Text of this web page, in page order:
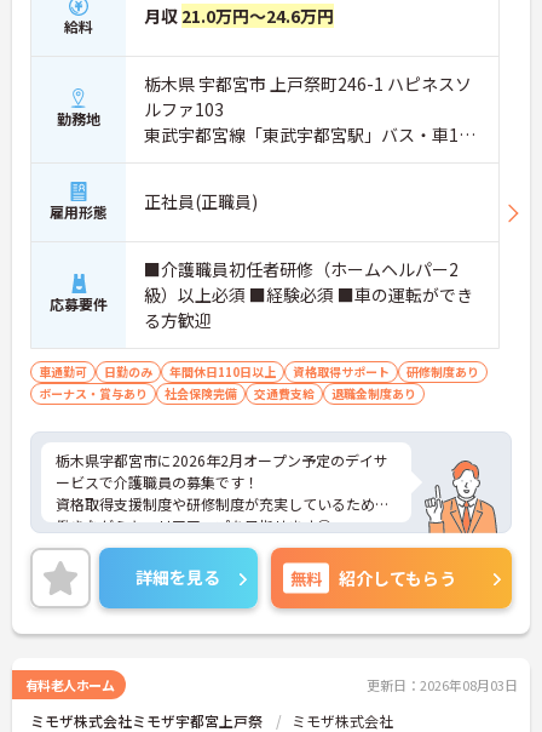
給料 月収 21.0万円～24.6万円
勤務地
栃木県 宇都宮市 上戸祭町246-1 ハピネスソ
ルファ103
東武宇都宮線「東武宇都宮駅」バス・車14
分
雇用形態 正社員(正職員)
応募要件
■介護職員初任者研修（ホームヘルパー2
級）以上必須 ■経験必須 ■車の運転ができ
る方歓迎
車通勤可 日勤のみ 年間休日110日以上 資格取得サポート
研修制度あり
ボーナス・賞与あり
社会保険完備 交通費支給 退職金制度あり
栃木県宇都宮市に2026年2月オープン予定のデイサ
ービスで介護職員の募集です！
資格取得支援制度や研修制度が充実しているため、
働きながらキャリアアップを目指せます◎
また、社会保険完備で各種手当も充実しているた
め、安心して働きやすい環境が整っています♪
ご興味ある方は面接ポイントをお伝えしますので、
お気軽にご連絡ください。
詳細を見る 無料 紹介してもらう
有料老人ホーム 更新日：2026年08月03日
ミモザ株式会社ミモザ宇都宮上戸祭 ミモザ株式会社